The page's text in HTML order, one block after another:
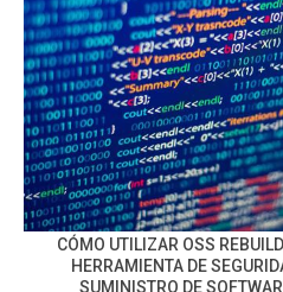
CÓMO UTILIZAR OSS
HERRAMIENTA DE
SUMINISTRO DE